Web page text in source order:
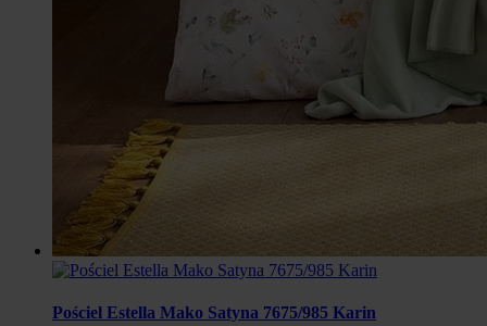
Pościel Estella Mako Satyna 7675/985 Karin